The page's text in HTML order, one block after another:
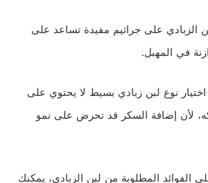
الزبادي على جراثيم مفيدة تساعد على
في المهبل.
نوع لبن زبادي بسيط لا يحتوي على
لأن إضافة السكر قد تحرض على نمو
المطلوبة من لبن الزبادي، يمكنك